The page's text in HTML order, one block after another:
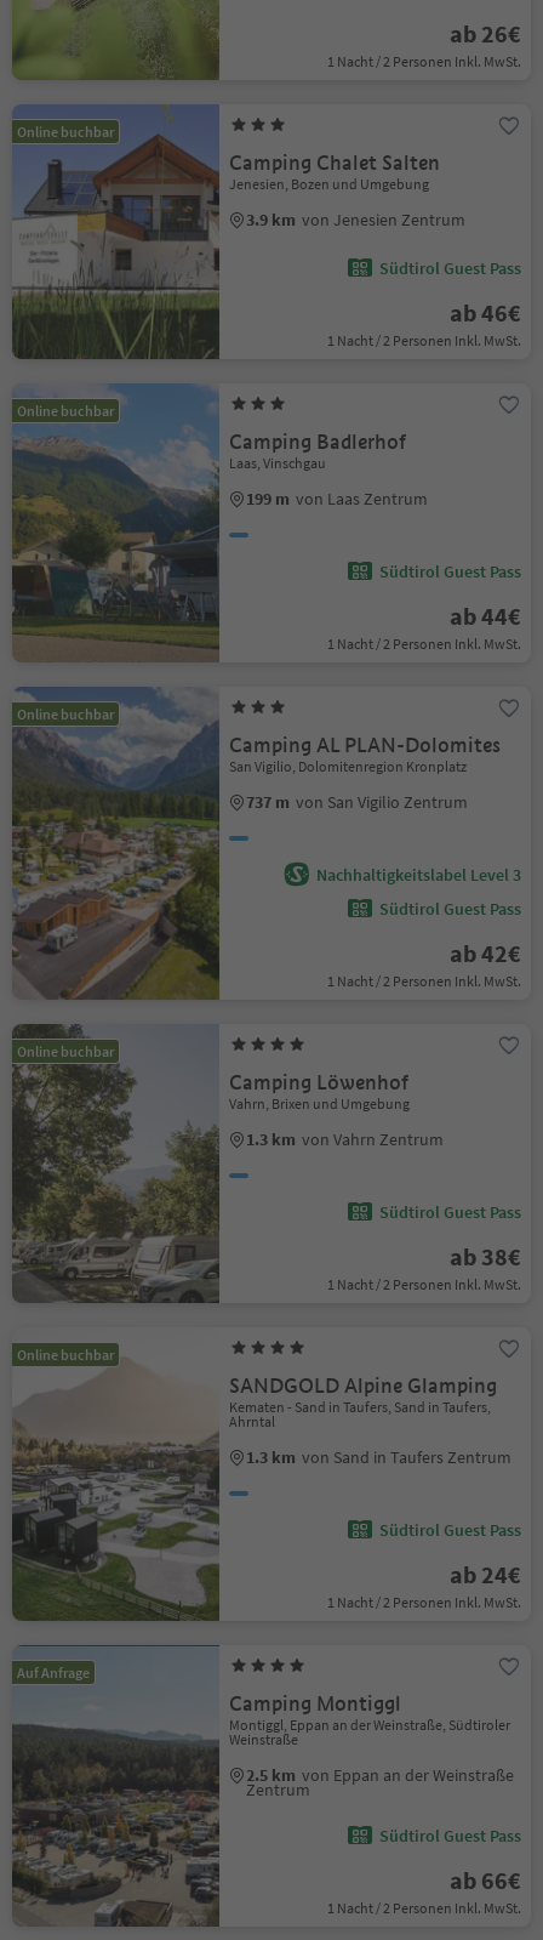
ab 26€
1 Nacht / 2 Personen Inkl. MwSt.
Online buchbar
Camping Chalet Salten
Jenesien, Bozen und Umgebung
3.9 km von Jenesien Zentrum
Südtirol Guest Pass
ab 46€
1 Nacht / 2 Personen Inkl. MwSt.
Online buchbar
Camping Badlerhof
Laas, Vinschgau
199 m von Laas Zentrum
Südtirol Guest Pass
ab 44€
1 Nacht / 2 Personen Inkl. MwSt.
Online buchbar
Camping AL PLAN-Dolomites
San Vigilio, Dolomitenregion Kronplatz
737 m von San Vigilio Zentrum
Nachhaltigkeitslabel Level 3
Südtirol Guest Pass
ab 42€
1 Nacht / 2 Personen Inkl. MwSt.
Online buchbar
Camping Löwenhof
Vahrn, Brixen und Umgebung
1.3 km von Vahrn Zentrum
Südtirol Guest Pass
ab 38€
1 Nacht / 2 Personen Inkl. MwSt.
Online buchbar
SANDGOLD Alpine Glamping
Kematen - Sand in Taufers, Sand in Taufers,
Ahrntal
1.3 km von Sand in Taufers Zentrum
Südtirol Guest Pass
ab 24€
1 Nacht / 2 Personen Inkl. MwSt.
Auf Anfrage
Camping Montiggl
Montiggl, Eppan an der Weinstraße, Südtiroler
Weinstraße
2.5 km von Eppan an der Weinstraße
Zentrum
Südtirol Guest Pass
ab 66€
1 Nacht / 2 Personen Inkl. MwSt.